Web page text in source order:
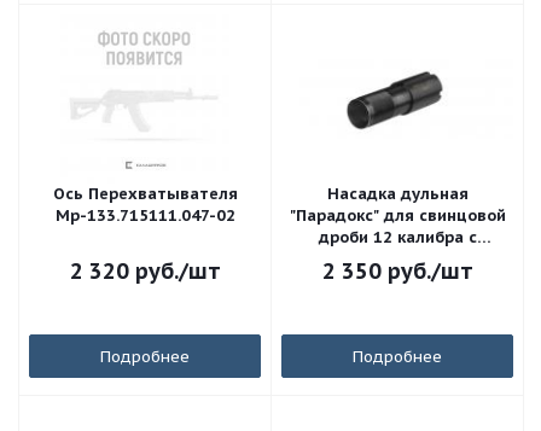
Ось Перехватывателя
Мр-133.715111.047-02
2 320руб./шт
Подробнее
Насадка дульная
"Парадокс" для свинцовой
дроби 12 калибра с
удлинением 32,5 мм для
ружей МР
2 350руб./шт
Подробнее